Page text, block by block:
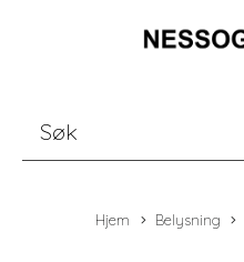
Hjem Belysning